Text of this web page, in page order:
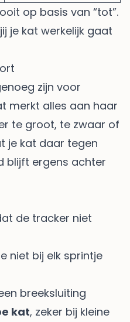
op basis van “tot”.
je kat werkelijk gaat
zijn voor
merkt alles aan haar
te groot, te zwaar of
je kat daar tegen
blijft ergens achter
de tracker niet
niet bij elk sprintje
breeksluiting
kat, zeker bij kleine